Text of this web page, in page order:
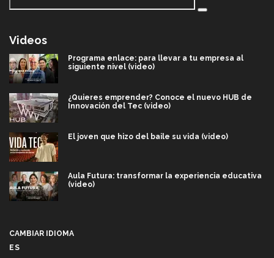
Videos
Programa enlace: para llevar a tu empresa al
siguiente nivel (video)
¿Quieres emprender? Conoce el nuevo HUB de
Innovación del Tec (video)
El joven que hizo del baile su vida (video)
Aula Futura: transformar la experiencia educativa
(video)
CAMBIAR IDIOMA
ES